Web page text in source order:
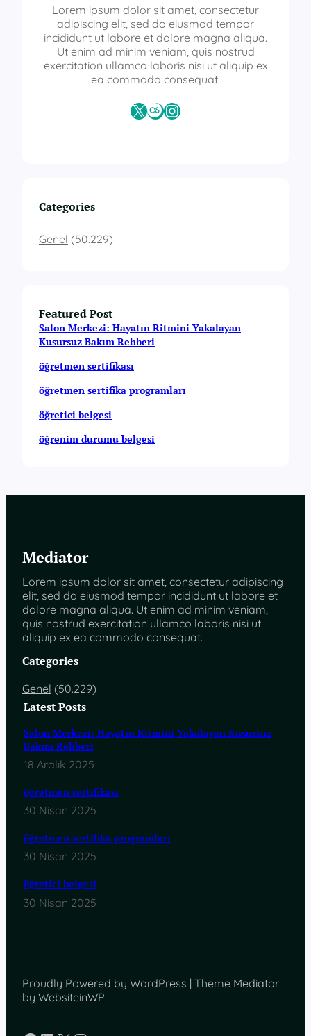
r
t
i
f
i
k
a
l
Lorem ipsum dolor sit amet, consectetur
adipiscing elit, sed do eiusmod tempor
incididunt ut labore et dolore magna aliqua.
Ut enim ad minim veniam, quis nostrud
exercitation ullamco laboris nisi ut aliquip ex
ea commodo consequat.
X Last.fmInstagram
Categories
Genel (50.229)
Featured Post
Salon Merkezi: Hayatın Ritmini Yakalayan
Kusursuz Bakım Rehberi
öğretmen sertifikası
öğretmen sertifika programları
öğretici belgesi
öğrenim durumu belgesi
Mediator
Lorem ipsum dolor sit amet, consectetur adipiscing
elit, sed do eiusmod tempor incididunt ut labore et
dolore magna aliqua. Ut enim ad minim veniam,
quis nostrud exercitation ullamco laboris nisi ut
aliquip ex ea commodo consequat.
Categories
Genel (50.229)
Latest Posts
Salon Merkezi: Hayatın Ritmini Yakalayan Kusursuz
Bakım Rehberi
18 Aralık 2025
öğretmen sertifikası
30 Nisan 2025
öğretmen sertifika programları
30 Nisan 2025
öğretici belgesi
30 Nisan 2025
Proudly Powered by WordPress | Theme Mediator
by WebsiteinWP